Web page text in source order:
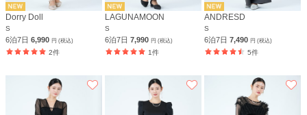
Dorry Doll
S
6泊7日 6,990 円 (税込)
2件
LAGUNAMOON
S
6泊7日7,990円 (税込)
1件
ANDRESD
S
6泊7日7,490円 (税込)
5件